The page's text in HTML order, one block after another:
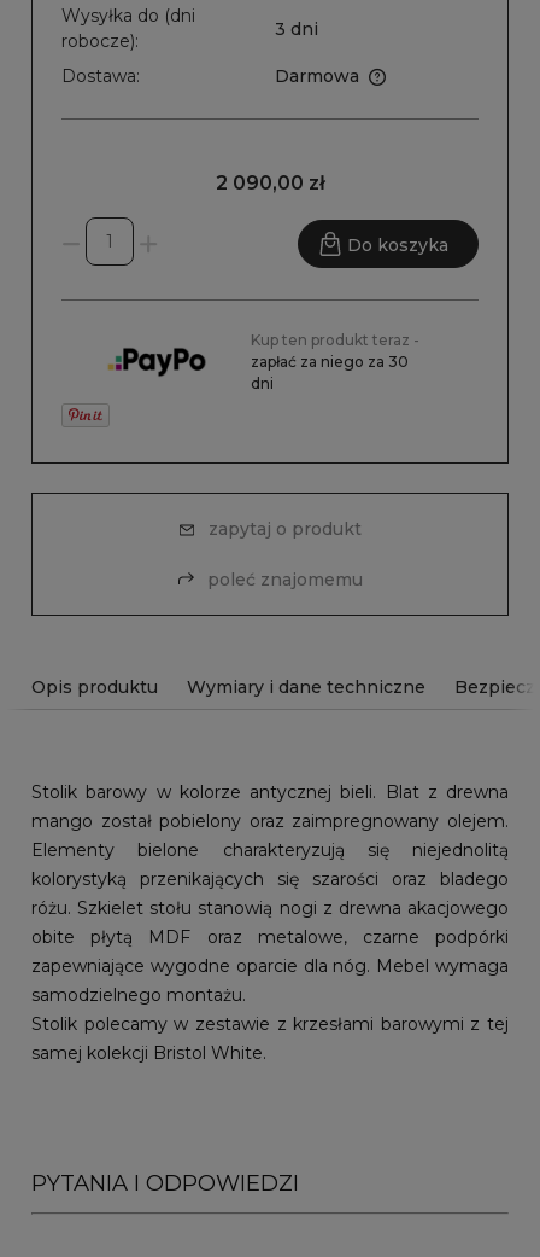
Wysyłka do (dni
robocze):
3 dni
Dostawa: Darmowa
2 090,00 zł
Do koszyka
Kup ten produkt teraz -
zapłać za niego za 30
dni
zapytaj o produkt
poleć znajomemu
Opis produktu Wymiary i dane techniczne
Stolik barowy w kolorze antycznej bieli. Blat z drewna
mango został pobielony oraz zaimpregnowany olejem.
Elementy bielone charakteryzują się niejednolitą
kolorystyką przenikających się szarości oraz bladego
różu. Szkielet stołu stanowią nogi z drewna akacjowego
obite płytą MDF oraz metalowe, czarne podpórki
zapewniające wygodne oparcie dla nóg. Mebel wymaga
samodzielnego montażu.
Stolik polecamy w zestawie z krzesłami barowymi z tej
samej kolekcji Bristol White.
PYTANIA I ODPOWIEDZI